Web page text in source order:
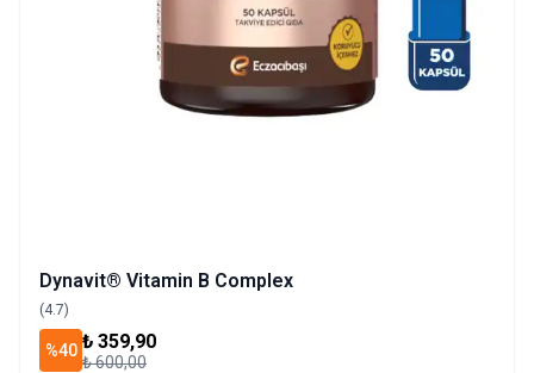
Dynavit® Vitamin B Complex
(4.7)
%40 ₺ 359,90
₺ 600,00